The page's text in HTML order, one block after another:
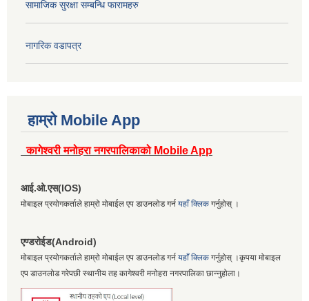
सामाजिक सुरक्षा सम्बन्धि फारामहरु
नागरिक वडापत्र
हाम्रो Mobile App
कागेश्वरी मनोहरा नगरपालिकाको Mobile App
आई.ओ.एस(IOS)
मोबाइल प्रयोगकर्ताले हाम्रो मोबाईल एप डाउनलोड गर्न यहाँ क्लिक गर्नुहोस् ।
एण्डरोईड(Android)
मोबाइल प्रयोगकर्ताले हाम्रो मोबाईल एप डाउनलोड गर्न यहाँ क्लिक गर्नुहोस् ।कृपया मोबाइल
एप डाउनलोड गरेपछी स्थानीय तह कागेश्वरी मनोहरा नगरपालिका छान्नुहोला।